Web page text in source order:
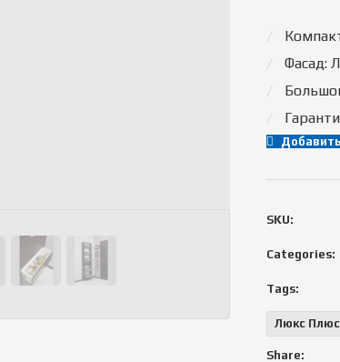
Фасад:
SKU:
Categories:
Tags:
Люкс Плюс
Share: